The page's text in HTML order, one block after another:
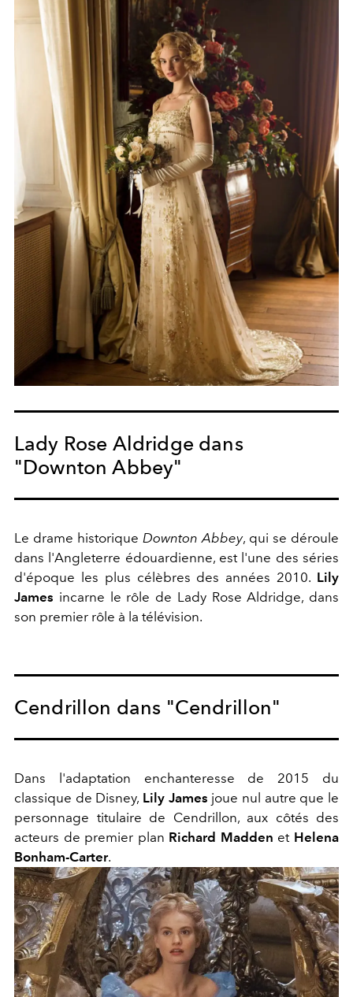
Lady Rose Aldridge dans
"Downton Abbey"
Le drame historique Downton Abbey, qui se déroule
dans l'Angleterre édouardienne, est l'une des séries
d'époque les plus célèbres des années 2010. Lily
James incarne le rôle de Lady Rose Aldridge, dans
son premier rôle à la télévision.
Cendrillon dans "Cendrillon"
Dans l'adaptation enchanteresse de 2015 du
classique de Disney, Lily James joue nul autre que le
personnage titulaire de Cendrillon, aux côtés des
acteurs de premier plan Richard Madden et Helena
Bonham-Carter.